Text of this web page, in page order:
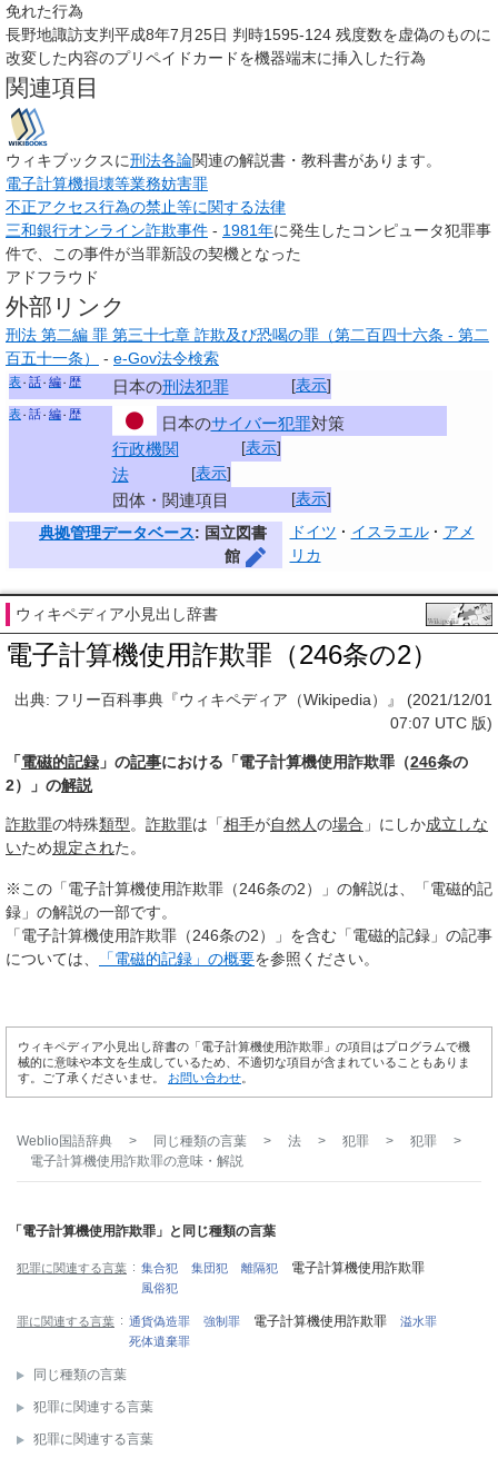
免れた行為
長野地諏訪支判平成8年7月25日 判時1595-124 残度数を虚偽のものに
改変した内容のプリペイドカードを機器端末に挿入した行為
関連項目
ウィキブックスに刑法各論関連の解説書・教科書があります。
電子計算機損壊等業務妨害罪
不正アクセス行為の禁止等に関する法律
三和銀行オンライン詐欺事件 - 1981年に発生したコンピュータ犯罪事
件で、この事件が当罪新設の契機となった
アドフラウド
外部リンク
刑法 第二編 罪 第三十七章 詐欺及び恐喝の罪（第二百四十六条 - 第二
百五十一条）
- e-Gov法令検索
[表示]
表 話 編 歴 日本の刑法犯罪
表 話 編 歴 日本のサイバー犯罪対策
[表示]
行政機関
[表示]
法
[表示]
団体・関連項目
典拠管理データベース: 国立図書
館
ドイツ イスラエル
アメ
リカ
ウィキペディア小見出し辞書
電子計算機使用詐欺罪（246条の2）
出典: フリー百科事典『ウィキペディア（Wikipedia）』 (2021/12/01
07:07 UTC 版)
「電磁的記録 」の記事における「電子計算機使用詐欺罪（246条の
2）」の解説
詐欺罪の特殊類型。 詐欺罪は「相手が自然人の場合 」にしか成立しな
いため規定された。
※この「電子計算機使用詐欺罪（246条の2）」の解説は、「電磁的記
録」の解説の一部です。
「電子計算機使用詐欺罪（246条の2）」を含む「電磁的記録」の記事
については、
「電磁的記録」の概要を参照ください。
ウィキペディア小見出し辞書の「電子計算機使用詐欺罪」の項目はプログラムで機
械的に意味や本文を生成しているため、不適切な項目が含まれていることもありま
す。ご了承くださいませ。 お問い合わせ
Weblio国語辞典 > 同じ種類の言葉 > 法 > 犯罪 > 犯罪
>
電子計算機使用詐欺罪の意味・解説
「電子計算機使用詐欺罪」と同じ種類の言葉
犯罪に関連する言葉 集合犯 集団犯 離隔犯 電子計算機使用詐欺罪
風俗犯
罪に関連する言葉 通貨偽造罪 強制罪 電子計算機使用詐欺罪
溢水罪
死体遺棄罪
同じ種類の言葉
犯罪に関連する言葉
犯罪に関連する言葉